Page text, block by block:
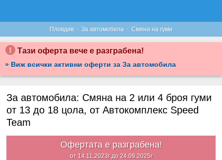
Пловдив · За автомобила · Смяна на гуми
Тази оферта вече е разграбена!
» Виж всички активни оферти за За автомобила
За автомобила: Смяна на 2 или 4 броя гуми
от 13 до 18 цола, от Автокомплекс Speed
Team
Офертата е разграбена!
от 14.11.2023г до 24.09.2025г